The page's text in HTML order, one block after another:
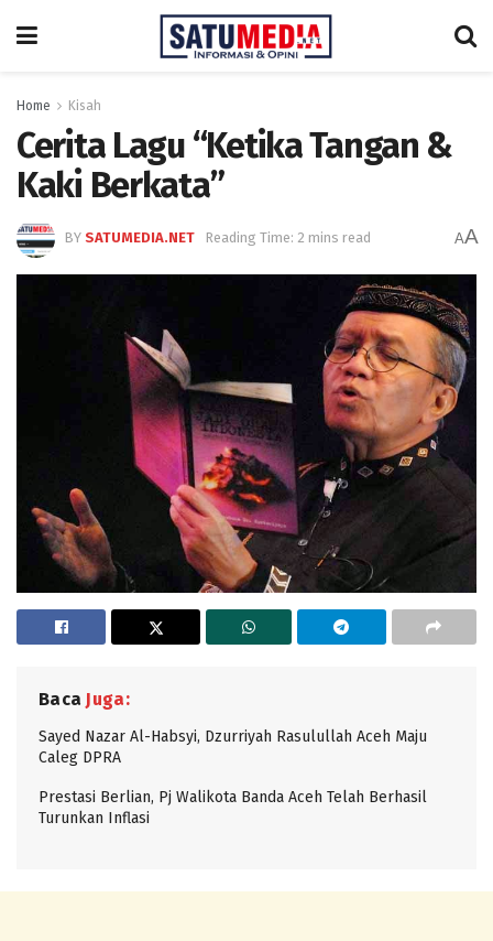
Home Kisah
Cerita Lagu “Ketika Tangan &
Kaki Berkata”
BY SATUMEDIA.NET Reading Time: 2 mins read AA
Baca Juga:
Sayed Nazar Al-Habsyi, Dzurriyah Rasulullah Aceh Maju
Caleg DPRA
Prestasi Berlian, Pj Walikota Banda Aceh Telah Berhasil
Turunkan Inflasi